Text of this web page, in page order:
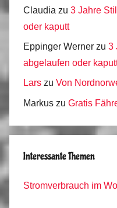
Claudia zu 3 Jahre
oder kaputt
Eppinger Werner zu 3
abgelaufen oder
Lars zu Von
Markus zu Gratis
Interessante Themen
Stromverbrauch im